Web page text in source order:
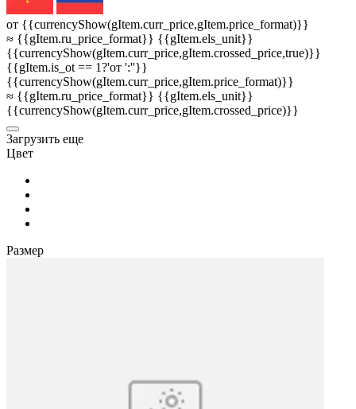
от {{currencyShow(gItem.curr_price,gItem.price_format)}}
≈ {{gItem.ru_price_format}} {{gItem.els_unit}}
{{currencyShow(gItem.curr_price,gItem.crossed_price,true)}}
{{gItem.is_ot == 1?'от ':''}}
{{currencyShow(gItem.curr_price,gItem.price_format)}}
≈ {{gItem.ru_price_format}} {{gItem.els_unit}}
{{currencyShow(gItem.curr_price,gItem.crossed_price)}}
3агрузить еще
Цвет
Размер